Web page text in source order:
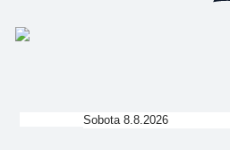
Sobota 8.8.2026